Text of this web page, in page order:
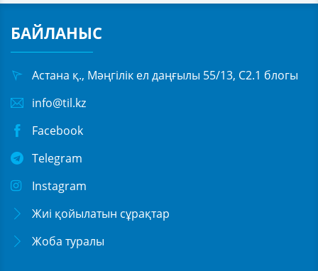
БАЙЛАНЫС
Астана қ., Мәңгілік ел даңғылы 55/13, С2.1 блогы
info@til.kz
Facebook
Telegram
Instagram
Жиі қойылатын сұрақтар
Жоба туралы